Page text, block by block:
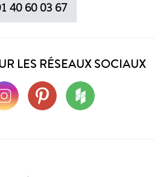
40 60 03 67
LES RÉSEAUX SOCIAUX